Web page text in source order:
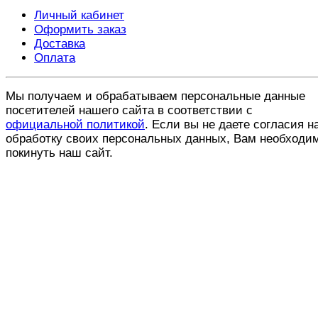
Личный кабинет
Оформить заказ
Доставка
Оплата
Мы получаем и обрабатываем персональные данные
посетителей нашего сайта в соответствии с
официальной политикой. Если вы не даете согласия
обработку своих персональных данных, Вам
покинуть наш сайт.